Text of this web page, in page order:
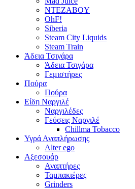
NTEZABOY
OhF!
Siberia
Steam City Liquids
Steam Train
Άδεια Τσιγάρα
Άδεια Τσιγάρα
Γεμιστήρες
Πούρα
Πούρα
Είδη Ναργιλέ
Ναργιλέδες
Γεύσεις Ναργιλέ
Chillma Tobacco
Υγρά Αναπλήρωσης
Alter ego
Αξεσουάρ
Αναπτήρες
Ταμπακιέρες
Grinders